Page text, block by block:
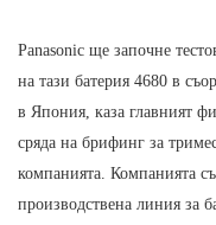
Panasonic ще започне
на тази батерия 4680 в
в Япония, каза главният
сряда на брифинг за
компанията. Компанията
производствена линия за